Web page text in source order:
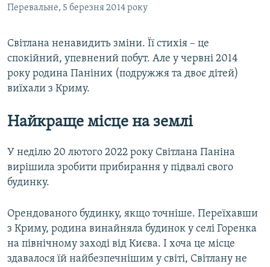
Перевальне, 5 березня 2014 року
Світлана ненавидить зміни. Її стихія – це
спокійний, упевнений побут. Але у червні 2014
року родина Паніних (подружжя та двоє дітей)
виїхали з Криму.
Найкраще місце на землі
У неділю 20 лютого 2022 року Світлана Паніна
вирішила зробити прибирання у підвалі свого
будинку.
Орендованого будинку, якщо точніше. Переїхавши
з Криму, родина винайняла будинок у селі Горенка
на північному заході від Києва. І хоча це місце
здавалося їй найбезпечнішим у світі, Світлану не